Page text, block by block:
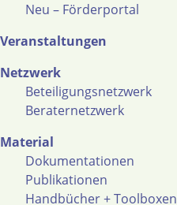
Neu – Förderportal
Veranstaltungen
Netzwerk
Beteiligungsnetzwerk
Beraternetzwerk
Material
Dokumentationen
Publikationen
Handbücher + Toolboxen